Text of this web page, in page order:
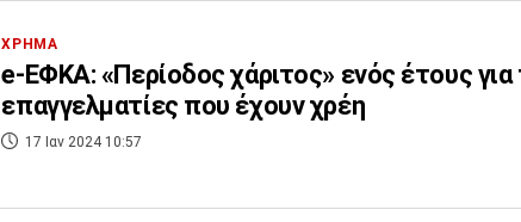
ΧΡΗΜΑ
e-ΕΦΚΑ: «Περίοδος χάριτος» ενός έτους για
επαγγελματίες που έχουν χρέη
17 Ιαν 2024 10:57